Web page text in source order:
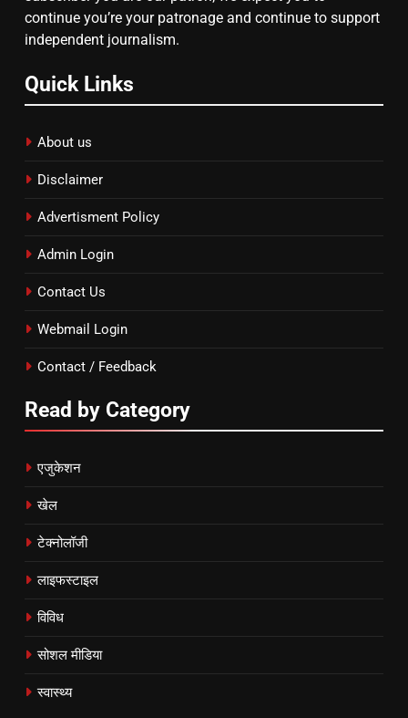
चुनाव से पहले लालू परिवार पर बड़ा झटका,
दिल्ली कोर्ट ने IRCTC घोटाले में आरोप
तय किए
continue you’re your patronage and continue to support
independent journalism.
Quick Links
About us
Disclaimer
Advertisment Policy
Admin Login
Contact Us
Webmail Login
Contact / Feedback
Read by Category
एजुकेशन
खेल
टेक्नोलॉजी
लाइफस्टाइल
विविध
सोशल मीडिया
स्वास्थ्य